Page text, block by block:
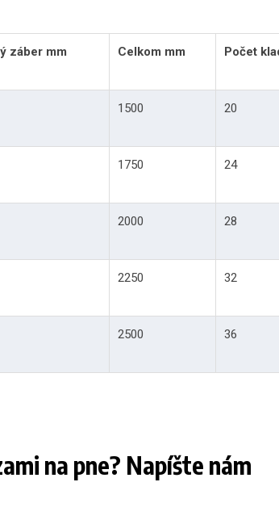
záber mm Celkom mm Počet
1500 20
1750 24
2000 28
2250 32
2500 36
na pne? Napíšte nám